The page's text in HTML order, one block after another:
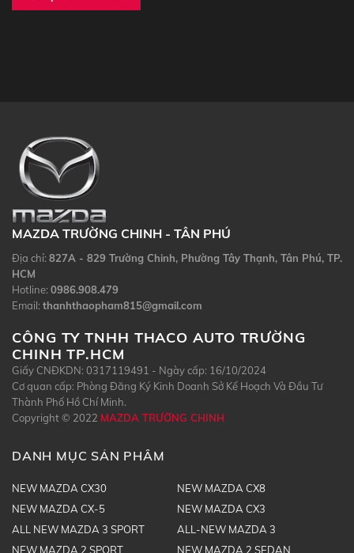
MAZDA TRƯỜNG CHINH - TÂN PHÚ
Địa chỉ: 827A - 829 Trường Chinh, Phường Tây Thạnh, Tân Phú, TP.
HCM
Hotline: 0986.908.479
Email: thanhthaopham815@gmail.com
CÔNG TY TNHH THACO AUTO TRƯỜNG
CHINH TP.HCM
Giấy CNĐKDN: 0317119491 - Ngày cấp: 16/10/2024
Cơ quan cấp: Phòng Đăng Ký Kinh Doanh Sở Kế Hoạch Và Đầu Tư
Thành Phố Hồ Chí Minh.
Copyright © 2022 MAZDA TRƯỜNG CHINH
DANH MỤC SẢN PHẨM
NEW MAZDA CX30
NEW MAZDA CX8
NEW MAZDA CX-5
NEW MAZDA CX3
ALL NEW MAZDA 3 SPORT
ALL-NEW MAZDA 3
NEW MAZDA 2 SPORT
NEW MAZDA 2 SEDAN